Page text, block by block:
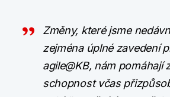
Změny, které jsme
zejména úplné zavedení
agile@KB, nám pomáhají
schopnost včas